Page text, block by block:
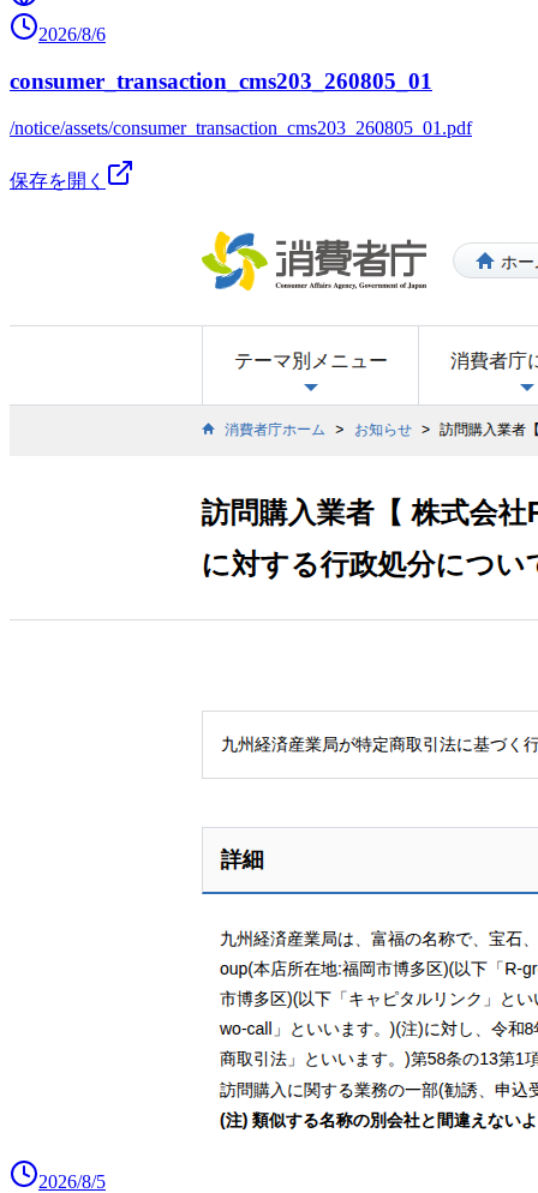
2026/8/6
consumer_transaction_cms203_260805_01
/notice/assets/consumer_transaction_cms203_260805_01.pdf
保存を開く
2026/8/5